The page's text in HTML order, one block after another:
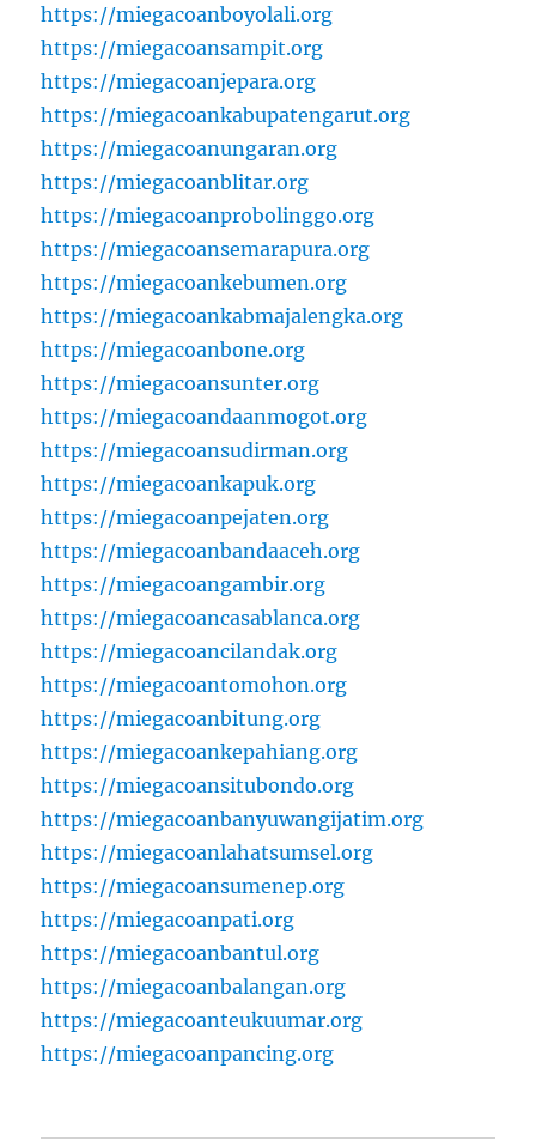
https://miegacoanboyolali.org
https://miegacoansampit.org
https://miegacoanjepara.org
https://miegacoankabupatengarut.org
https://miegacoanungaran.org
https://miegacoanblitar.org
https://miegacoanprobolinggo.org
https://miegacoansemarapura.org
https://miegacoankebumen.org
https://miegacoankabmajalengka.org
https://miegacoanbone.org
https://miegacoansunter.org
https://miegacoandaanmogot.org
https://miegacoansudirman.org
https://miegacoankapuk.org
https://miegacoanpejaten.org
https://miegacoanbandaaceh.org
https://miegacoangambir.org
https://miegacoancasablanca.org
https://miegacoancilandak.org
https://miegacoantomohon.org
https://miegacoanbitung.org
https://miegacoankepahiang.org
https://miegacoansitubondo.org
https://miegacoanbanyuwangijatim.org
https://miegacoanlahatsumsel.org
https://miegacoansumenep.org
https://miegacoanpati.org
https://miegacoanbantul.org
https://miegacoanbalangan.org
https://miegacoanteukuumar.org
https://miegacoanpancing.org